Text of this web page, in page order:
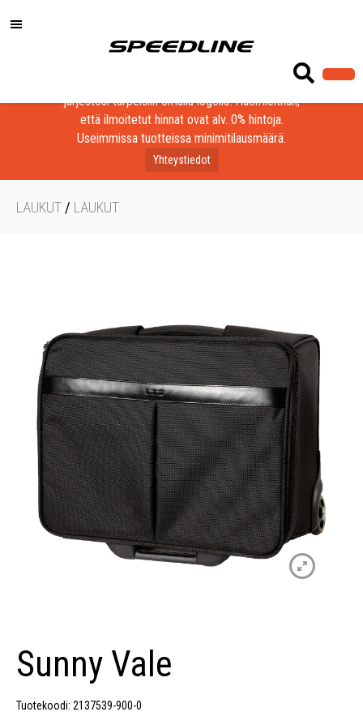
Löydä laadukkaat tuotteet yrityksesi, seurasi tai
järjestösi tarpeisiin omalla logolla! Huomioithan,
että ilmoitetut hinnat ovat alv. 0% hintoja.
Useimmissa tuotteissa minimitilausmäärä.
Yhteystiedot
LAUKUT / LAUKUT
Sunny Vale
Tuotekoodi: 2137539-900-0